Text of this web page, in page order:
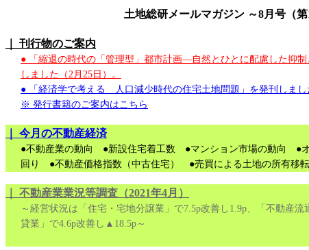
土地総研メールマガジン ～8月号（第
｜ 刊行物のご案内
● 「縮退の時代の「管理型」都市計画―自然とひとに配慮した抑
しました（2月25日）。
● 「経済学で考える 人口減少時代の住宅土地問題」を発刊しまし
※ 発行書籍のご案内はこちら
｜ 今月の不動産経済
●不動産業の動向 ●新設住宅着工数 ●マンション市場の動向 ●
回り ●不動産価格指数（中古住宅） ●売買による土地の所有移
｜ 不動産業業況等調査（2021年4月）
～経営状況は「住宅・宅地分譲業」で7.5p改善し1.9p、「不動産
貸業」で4.6p改善し▲18.5p～